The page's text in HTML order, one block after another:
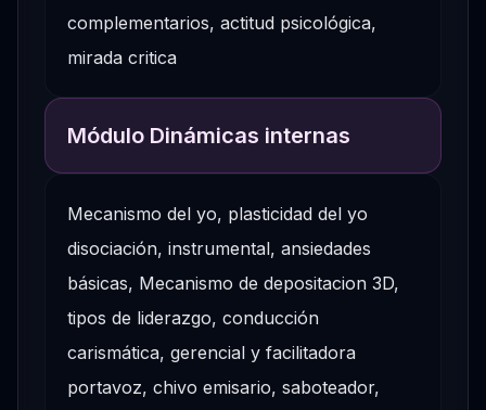
complementarios, actitud psicológica,
mirada critica
Módulo Dinámicas internas
Mecanismo del yo, plasticidad del yo
disociación, instrumental, ansiedades
básicas, Mecanismo de depositacion 3D,
tipos de liderazgo, conducción
carismática, gerencial y facilitadora
portavoz, chivo emisario, saboteador,